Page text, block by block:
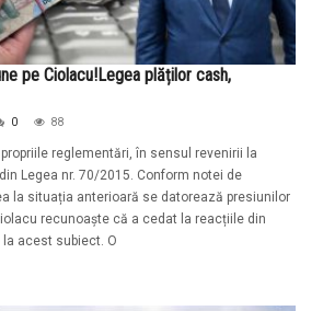
pe Ciolacu!Legea plăților cash,
0 88
reglementări, în sensul revenirii la
Legea nr. 70/2015. Conform notei de
la situația anterioară se datorează presiunilor
recunoaște că a cedat la reacțiile din
la acest subiect. O